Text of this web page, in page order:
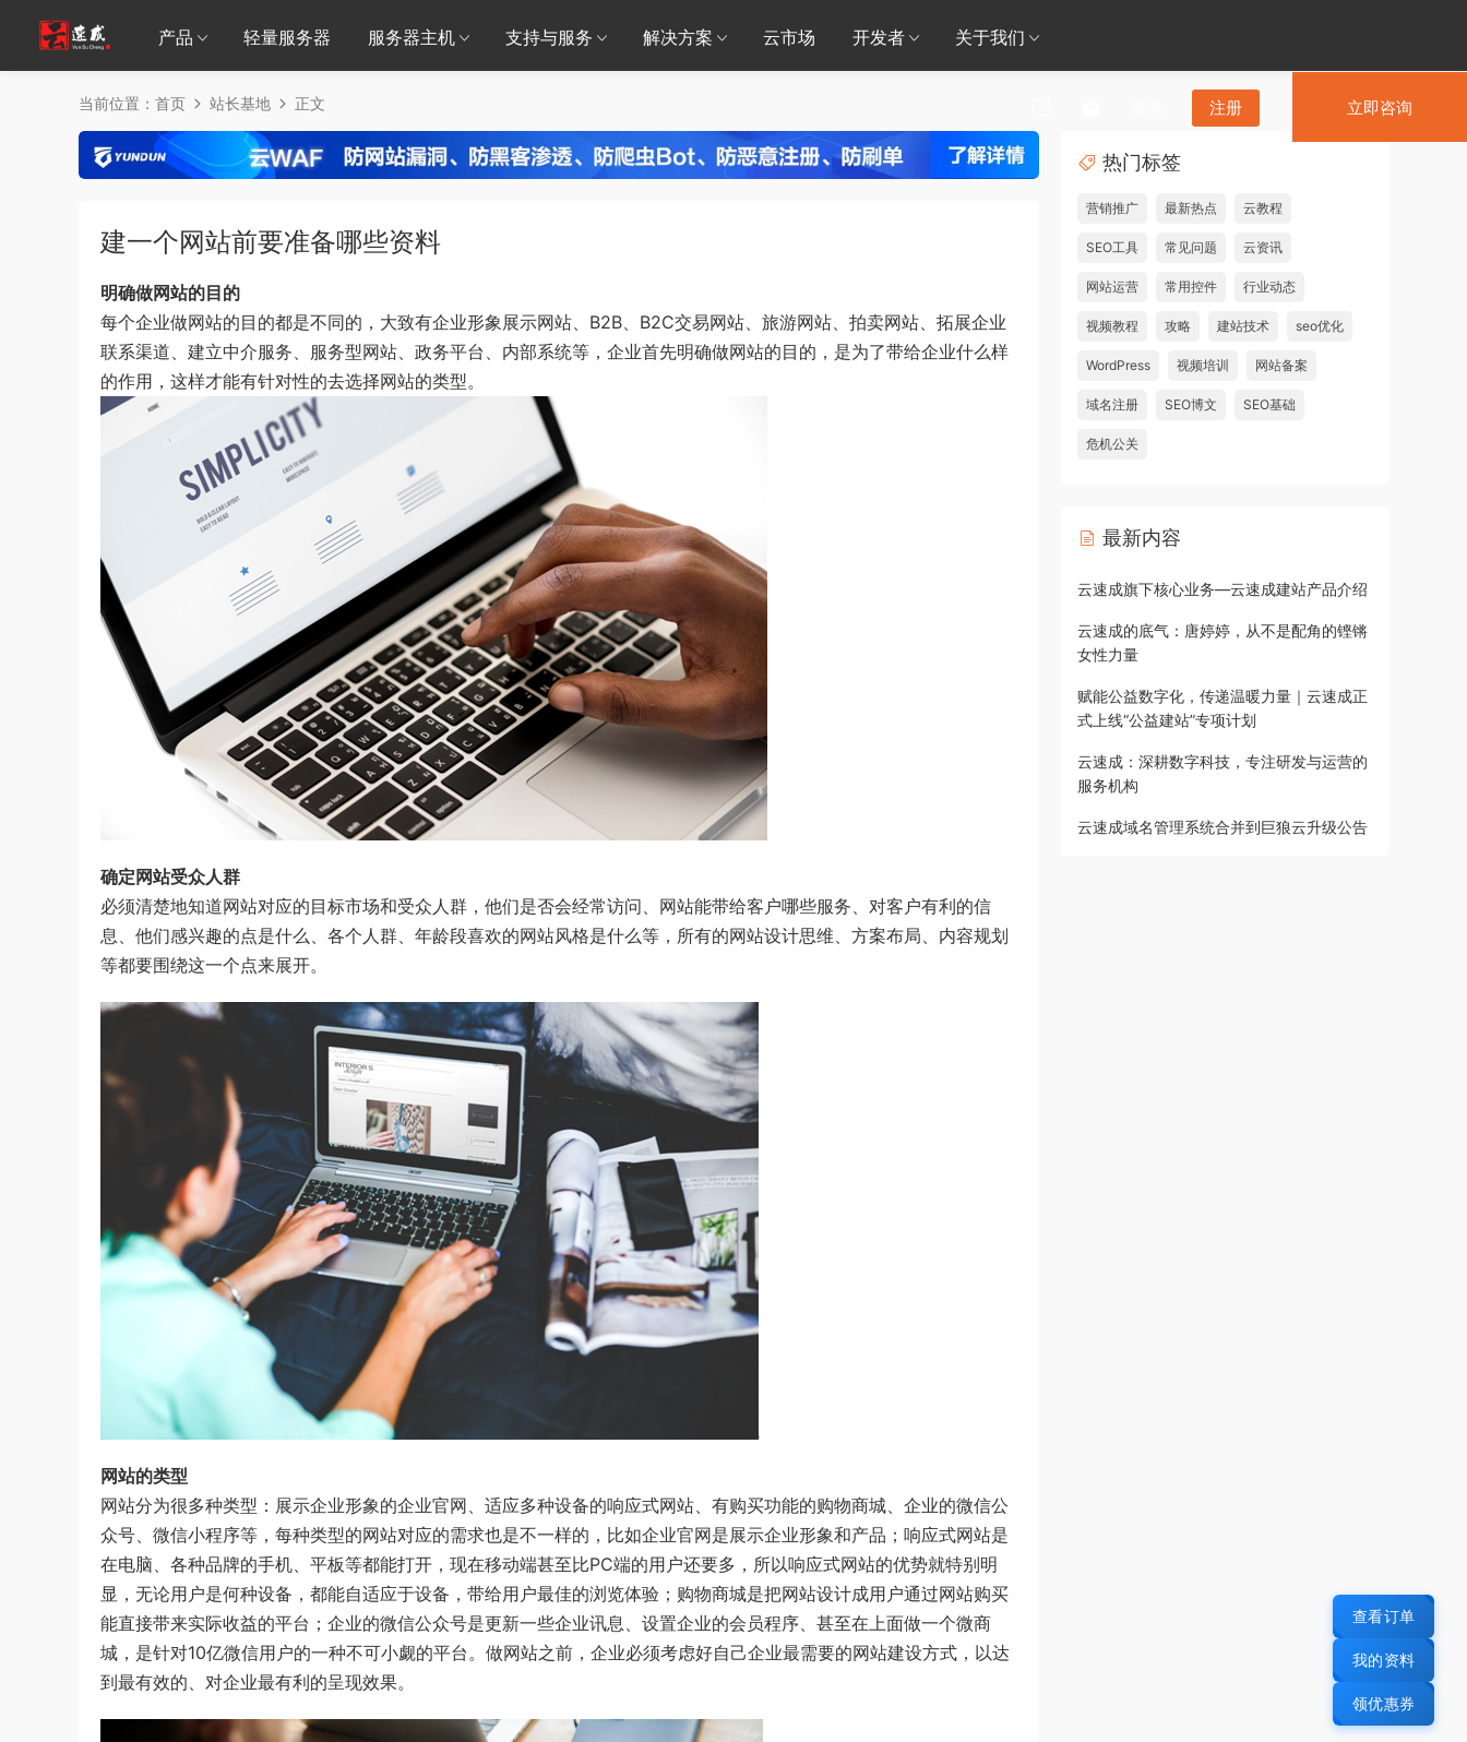
产品 轻量服务器 服务器主机 支持与服务 解决方案 云市场 开发者 关于我们
注册 立即咨询
当前位置： 首页 站长基地 正文
建一个网站前要准备哪些资料
明确做网站的目的
每个企业做网站的目的都是不同的，大致有企业形象展示网站、B2B、B2C交易网站、旅游网站、拍卖网站、拓展企业
联系渠道、建立中介服务、服务型网站、政务平台、内部系统等，企业首先明确做网站的目的，是为了带给企业什么样
的作用，这样才能有针对性的去选择网站的类型。
确定网站受众人群
必须清楚地知道网站对应的目标市场和受众人群，他们是否会经常访问、网站能带给客户哪些服务、对客户有利的信
息、他们感兴趣的点是什么、各个人群、年龄段喜欢的网站风格是什么等，所有的网站设计思维、方案布局、内容规划
等都要围绕这一个点来展开。
网站的类型
网站分为很多种类型：展示企业形象的企业官网、适应多种设备的响应式网站、有购买功能的购物商城、企业的微信公
众号、微信小程序等，每种类型的网站对应的需求也是不一样的，比如企业官网是展示企业形象和产品；响应式网站是
在电脑、各种品牌的手机、平板等都能打开，现在移动端甚至比PC端的用户还要多，所以响应式网站的优势就特别明
显，无论用户是何种设备，都能自适应于设备，带给用户最佳的浏览体验；购物商城是把网站设计成用户通过网站购买
能直接带来实际收益的平台；企业的微信公众号是更新一些企业讯息、设置企业的会员程序、甚至在上面做一个微商
城，是针对10亿微信用户的一种不可小觑的平台。做网站之前，企业必须考虑好自己企业最需要的网站建设方式，以达
到最有效的、对企业最有利的呈现效果。
热门标签
营销推广 最新热点 云教程
SEO工具 常见问题 云资讯
网站运营 常用控件 行业动态
视频教程 攻略 建站技术 seo优化
WordPress 视频培训 网站备案
域名注册 SEO博文 SEO基础
危机公关
最新内容
云速成旗下核心业务—云速成建站产品介绍
云速成的底气：唐婷婷，从不是配角的铿锵
女性力量
赋能公益数字化，传递温暖力量｜云速成正
式上线“公益建站”专项计划
云速成：深耕数字科技，专注研发与运营的
服务机构
云速成域名管理系统合并到巨狼云升级公告
查看订单
我的资料
领优惠券